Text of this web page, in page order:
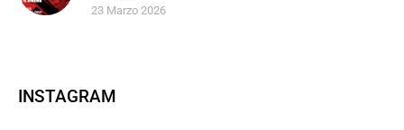
23 Marzo 2026
INSTAGRAM